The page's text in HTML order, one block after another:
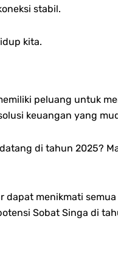
stabil.
kita.
peluang untuk
keuangan yang
di tahun 2025?
menikmati
Sobat Singa di